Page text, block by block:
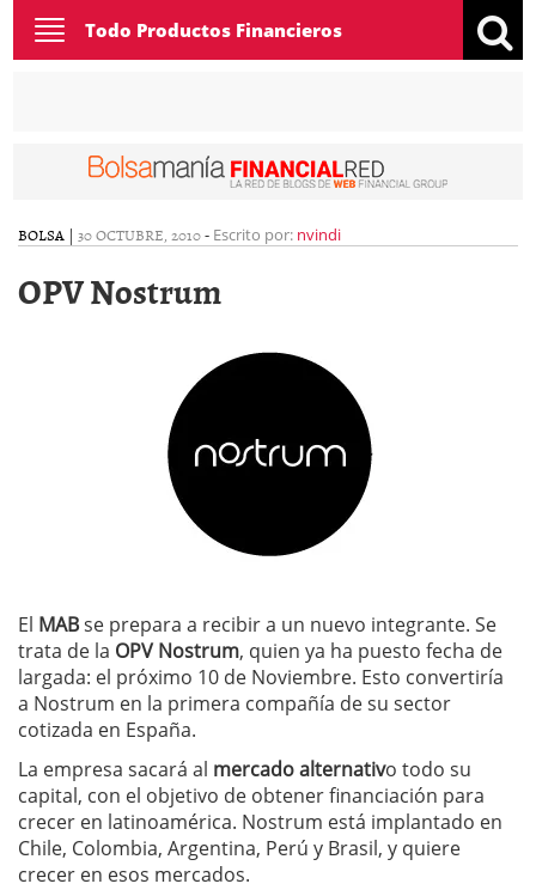
Toggle
navigation
Todo Productos Financieros
BOLSA | 30 OCTUBRE, 2010- Escrito por: nvindi
OPV Nostrum
El MABse prepara a recibir a un nuevo integrante. Se
trata de la OPV Nostrum, quien ya ha puesto fecha de
largada: el próximo 10 de Noviembre. Esto convertiría
a Nostrum en la primera compañía de su sector
cotizada en España.
La empresa sacará al mercado alternativo todo su
capital, con el objetivo de obtener financiación para
crecer en latinoamérica. Nostrum está implantado en
Chile, Colombia, Argentina, Perú y Brasil, y quiere
crecer en esos mercados.